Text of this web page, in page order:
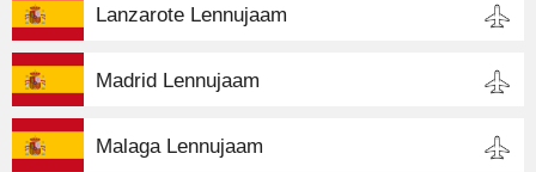
Lanzarote Lennujaam
Madrid Lennujaam
Malaga Lennujaam